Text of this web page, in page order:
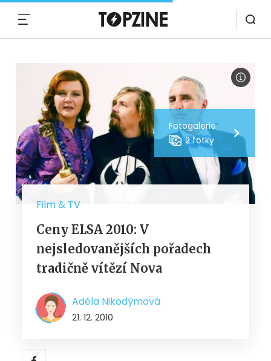
Fotogalerie
2 fotky
Film & TV
Ceny ELSA 2010: V
nejsledovanějších pořadech
tradičně vítězí Nova
Adéla Nikodýmová
21. 12. 2010